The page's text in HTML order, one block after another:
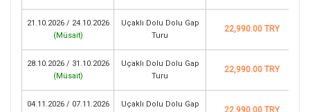
21.10.2026 / 24.10.2026
(Müsait)
Uçaklı Dolu Dolu Gap
Turu
22,990.00 TRY
28.10.2026 / 31.10.2026
(Müsait)
Uçaklı Dolu Dolu Gap
Turu
22,990.00 TRY
04.11.2026 / 07.11.2026 Uçaklı Dolu Dolu Gap
22,990.00 TRY